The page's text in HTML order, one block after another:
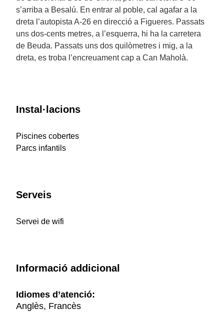
s’arriba a Besalú. En entrar al poble, cal agafar a la
dreta l’autopista A-26 en direcció a Figueres. Passats
uns dos-cents metres, a l’esquerra, hi ha la carretera
de Beuda. Passats uns dos quilòmetres i mig, a la
dreta, es troba l’encreuament cap a Can Maholà.
Instal·lacions
Piscines cobertes
Parcs infantils
Serveis
Servei de wifi
Informació addicional
Idiomes d’atenció:
Anglès, Francès